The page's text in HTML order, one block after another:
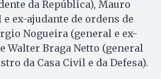
da República), Mauro
ex-ajudante de ordens de
Nogueira (general e ex-
Walter Braga Netto (general
da Casa Civil e da Defesa).